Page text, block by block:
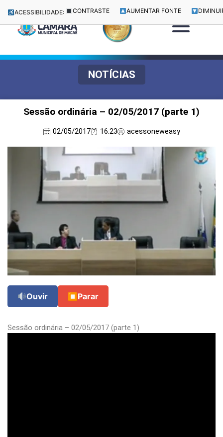
ACESSIBILIDADE: CONTRASTE AUMENTAR FONTE
NOTÍCIAS
Sessão ordinária – 02/05/2017 (parte 1)
02/05/2017 16:23 acessoneweasy
Ouvir ⏹ Parar
Sessão ordinária – 02/05/2017 (parte 1)